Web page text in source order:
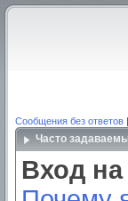
Сообщения без ответов |
Часто
Вход